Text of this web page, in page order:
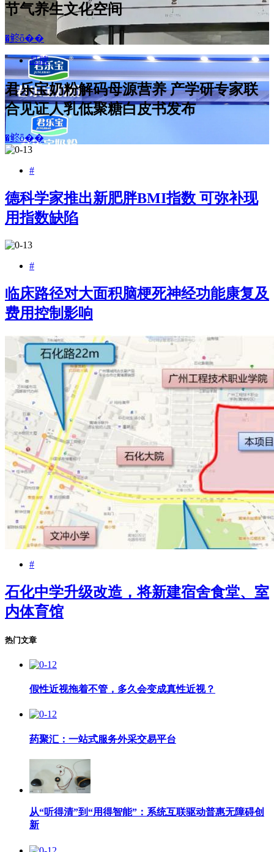
节气养生文化空间
�鿴ȫ��
品牌
君乐宝奶粉解码母源营养 产学研专家联
合见证人乳低聚糖白皮书发布
�鿴ȫ��
#
德科学家推出新肥胖BMI指数 可弥补现
用指数缺陷
#
临床路径对大面积脑梗死神经功能康复及
费用控制影响
#
石化中学升级改造，将新建宿舍食堂、室
内体育馆
热门文章
假性近视拖着不管，多久会变成真性近视？
药聚汇：一站式服务外采交易平台
从“听得清”到“用得智能”：系统互联驱动普惠无障碍创
新